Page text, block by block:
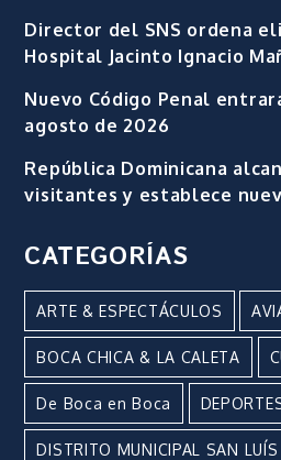
Director del SNS ordena
Hospital Jacinto Ignacio
Nuevo Código Penal
agosto de 2026
República Dominicana
visitantes y establece
CATEGORÍAS
ARTE & ESPECTÁCULOS
BOCA CHICA & LA CALETA
De Boca en Boca
DISTRITO MUNICIPAL SAN LUÍS